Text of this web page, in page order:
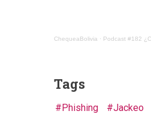
ChequeaBolivia · Podcast #182 ¿Cómo
Tags
Phishing Jackeo